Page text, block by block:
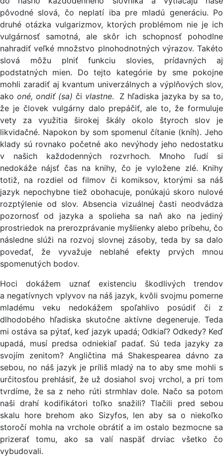
pôvodné slová, čo neplatí iba pre mladú generáciu. Po
druhé otázka vulgarizmov, ktorých problémom nie je ich
vulgárnosť samotná, ale skôr ich schopnosť pohodlne
nahradiť veľké množstvo plnohodnotných výrazov. Takéto
slová môžu plniť funkciu slovies, prídavných aj
podstatných mien. Do tejto kategórie by sme pokojne
mohli zaradiť aj kvantum univerzálnych a výplňových slov,
ako oné, ondiť (sa) či vlastne. Z hľadiska jazyka by sa to,
že je človek vulgárny dalo prepáčiť, ale to, že formuluje
vety za využitia širokej škály okolo štyroch slov je
likvidačné. Napokon by som spomenul čítanie (kníh). Jeho
klady sú rovnako početné ako nevýhody jeho nedostatku
v našich každodenných rozvrhoch. Mnoho ľudí si
nedokáže nájsť čas na knihy, čo je vyložene zlé. Knihy
totiž, na rozdiel od filmov či komiksov, ktorými sa náš
jazyk nepochybne tiež obohacuje, ponúkajú skoro nulové
rozptýlenie od slov. Absencia vizuálnej časti neodvádza
pozornosť od jazyka a spolieha sa naň ako na jediný
prostriedok na prerozprávanie myšlienky alebo príbehu, čo
následne slúži na rozvoj slovnej zásoby, teda by sa dalo
povedať, že vyvažuje neblahé efekty prvých mnou
spomenutých bodov.
Hoci dokážem uznať existenciu škodlivých trendov
a negatívnych vplyvov na náš jazyk, kvôli svojmu pomerne
mladému veku nedokážem spoľahlivo posúdiť či z
dlhodobého hľadiska skutočne aktívne degeneruje. Teda
mi ostáva sa pýtať, keď jazyk upadá; Odkiaľ? Odkedy? Keď
upadá, musí predsa odniekiaľ padať. Sú teda jazyky za
svojím zenitom? Angličtina má Shakespearea dávno za
sebou, no náš jazyk je príliš mladý na to aby sme mohli s
určitosťou prehlásiť, že už dosiahol svoj vrchol, a pri tom
tvrdíme, že sa z neho rúti strmhlav dole. Načo sa potom
naši drahí kodifikátori toľko snažili? Tlačili pred sebou
skalu hore brehom ako Sizyfos, len aby sa o niekoľko
storočí mohla na vrchole obrátiť a im ostalo bezmocne sa
prizerať tomu, ako sa valí naspäť drviac všetko čo
vybudovali.